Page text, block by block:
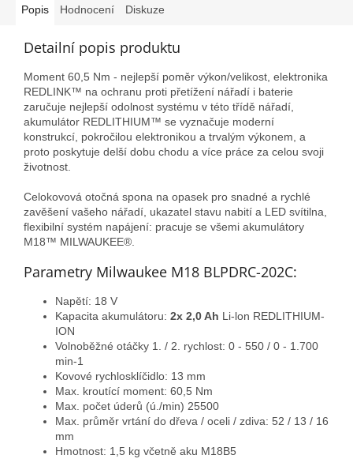
Popis Hodnocení Diskuze
Detailní popis produktu
Moment 60,5 Nm - nejlepší poměr výkon/velikost, elektronika
REDLINK™ na ochranu proti přetížení nářadí i baterie
zaručuje nejlepší odolnost systému v této třídě nářadí,
akumulátor REDLITHIUM™ se vyznačuje moderní
konstrukcí, pokročilou elektronikou a trvalým výkonem, a
proto poskytuje delší dobu chodu a více práce za celou svoji
životnost.
Celokovová otočná spona na opasek pro snadné a rychlé
zavěšení vašeho nářadí, ukazatel stavu nabití a LED svítilna,
flexibilní systém napájení: pracuje se všemi akumulátory
M18™ MILWAUKEE®.
Parametry Milwaukee M18 BLPDRC-202C:
Napětí: 18 V
Kapacita akumulátoru: 2x 2,0 Ah Li-lon REDLITHIUM-
ION
Volnoběžné otáčky 1. / 2. rychlost: 0 - 550 / 0 - 1.700
min-1
Kovové rychlosklíčidlo: 13 mm
Max. kroutící moment: 60,5 Nm
Max. počet úderů (ú./min) 25500
Max. průměr vrtání do dřeva / oceli / zdiva: 52 / 13 / 16
mm
Hmotnost: 1,5 kg včetně aku M18B5